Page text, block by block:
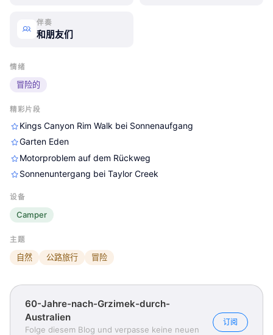
伴奏
和朋友们
情绪
冒险的
精彩片段
Kings Canyon Rim Walk bei Sonnenaufgang
Garten Eden
Motorproblem auf dem Rückweg
Sonnenuntergang bei Taylor Creek
设备
Camper
主题
自然 公路旅行 冒险
60-Jahre-nach-Grzimek-durch-
Australien
Folge diesem Blog und verpasse keine neuen
订阅